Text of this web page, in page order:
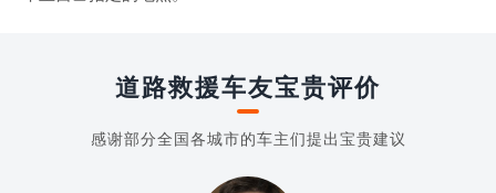
道路救援车友宝贵评价
感谢部分全国各城市的车主们提出宝贵建议